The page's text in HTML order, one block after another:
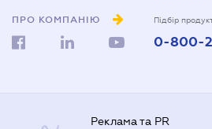
ПРО КОМПАНІЮ Підбір
0-800-
Реклама та PR